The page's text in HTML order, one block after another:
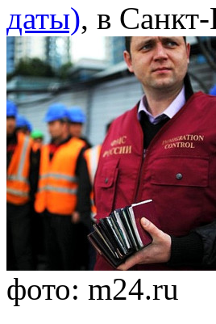
даты), в
фото: m24.ru